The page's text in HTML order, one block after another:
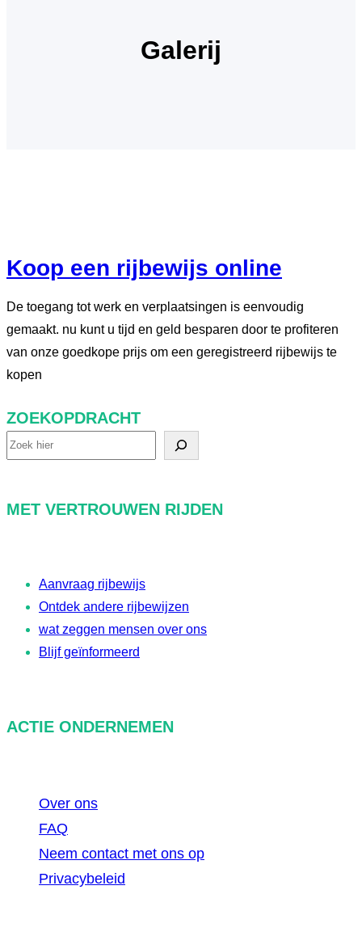
Galerij
Koop een rijbewijs online
De toegang tot werk en verplaatsingen is eenvoudig
gemaakt. nu kunt u tijd en geld besparen door te profiteren
van onze goedkope prijs om een geregistreerd rijbewijs te
kopen
ZOEKOPDRACHT
Z
k
MET VERTROUWEN RIJDEN
Aanvraag rijbewijs
Ontdek andere rijbewijzen
wat zeggen mensen over ons
Blijf geïnformeerd
ACTIE ONDERNEMEN
Over ons
FAQ
Neem contact met ons op
Privacybeleid